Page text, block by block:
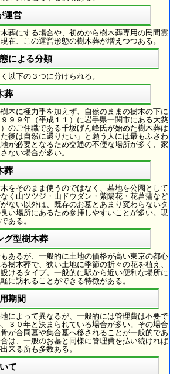
運営
葬にする場合や、初めから樹木葬専用の民間霊
在、この運営形態の樹木葬が増えつつある。
による分類
以下の３つに分けられる。
葬
木に極力手を加えず、自然のままの樹木の下に
９９年（平成１１）に岩手県一関市にある大慈
のご住職である千坂げん峰氏が始めた樹木葬は
後は自然に還りたい」と願う人には最もふさわ
が必要となるため交通の不便な場所が多く、家
ない場合が多い。
葬
をそのまま使うのではなく、墓地を公園として
く山ツツジ・山ドウダン・紫陽花・花菖蒲など
ない以外は、既存のお墓とあまり変わらないタ
い場所にあるため参拝しやすいことが多い。現
ある。
グ型樹木葬
あるが、一般的に土地の価格が高い東京の都心
樹木葬で、狭い土地に季節の折々の花を植え、
けるタイプ。一般的に駅から近い便利な場所に
に訪れることができる特徴がある。
期間
によって異なるが、一般的には管理費は不要で
３０年と決まられている場合が多い。その場合
が合同墓や集合墓へ移されることが一般的であ
は、一般のお墓と同様に管理費を払い続ければ
来る所も多数ある。
て